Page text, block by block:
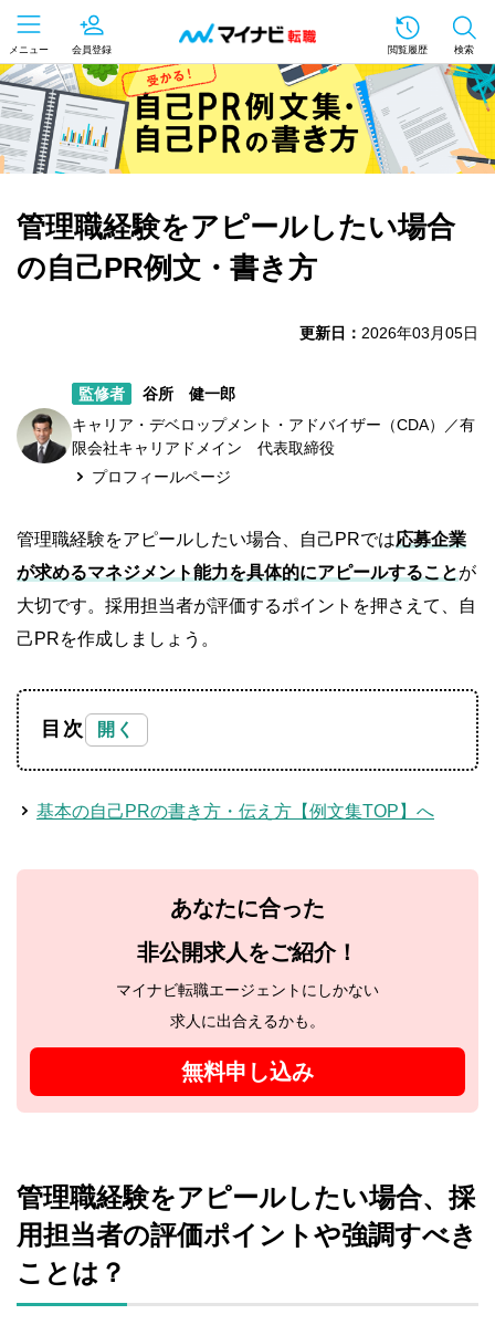
メニュー 会員登録 閲覧履歴 検索
管理職経験をアピールしたい場合
の自己PR例文・書き方
更新日： 2026年03月05日
監修者
谷所 健一郎
キャリア・デベロップメント・アドバイザー（CDA）／有
限会社キャリアドメイン 代表取締役
プロフィールページ
管理職経験をアピールしたい場合、自己PRでは応募企業
が求めるマネジメント能力を具体的にアピールすることが
大切です。採用担当者が評価するポイントを押さえて、自
己PRを作成しましょう。
目次
基本の自己PRの書き方・伝え方【例文集TOP】へ
あなたに合った
非公開求人をご紹介！
マイナビ転職エージェントにしかない
求人に出合えるかも。
無料申し込み
管理職経験をアピールしたい場合、採
用担当者の評価ポイントや強調すべき
ことは？